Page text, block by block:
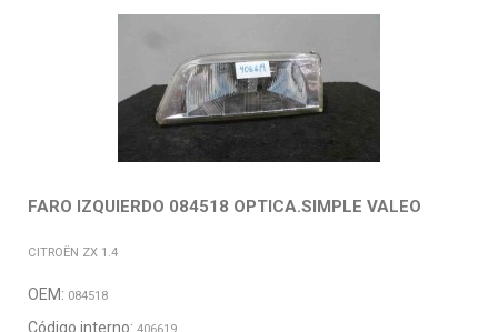
FARO IZQUIERDO 084518 OPTICA.SIMPLE VALEO
CITROËN ZX 1.4
OEM: 084518
Código interno: